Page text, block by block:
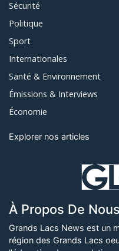
Sécurité
Politique
Sport
Internationales
Santé & Environnement
Émissions & Interviews
Économie
Explorer nos articles
À Propos De Nous
Grands Lacs News est un
région des Grands Lacs